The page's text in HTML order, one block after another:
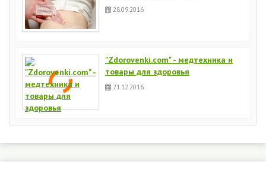
28.09.2016
"Zdorovenki.com" - медтехника и
товары для здоровья
21.12.2016